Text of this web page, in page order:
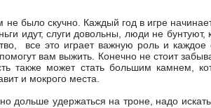
было скучно. Каждый год в игре
идут, слуги довольны, люди не
все это играет важную роль и
вам выжить. Конечно не стоит
также может стать большим камнем,
и мокрого места.
дольше удержаться на троне, надо